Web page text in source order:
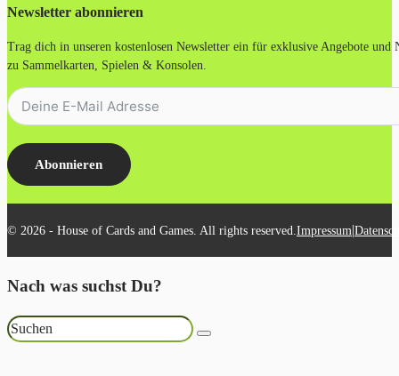
Newsletter abonnieren
Trag dich in unseren kostenlosen Newsletter ein für exklusive Angebote und
zu Sammelkarten, Spielen & Konsolen.
Abonnieren
© 2026 - House of Cards and Games. All rights reserved. Impressum|
Nach was suchst Du?
Suchen